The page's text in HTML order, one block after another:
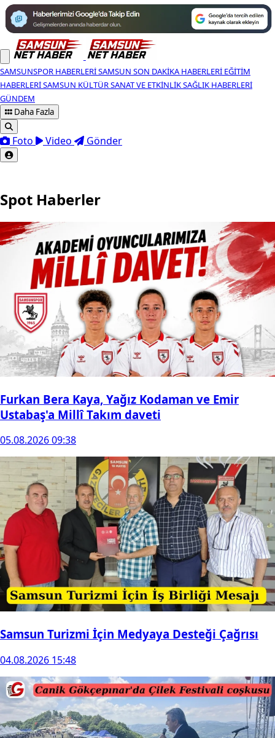
SAMSUNSPOR HABERLERISAMSUN SON DAKIKA HABERLERI EĞITIM
HABERLERISAMSUN KÜLTÜR SANAT VE ETKINLIKSAĞLIK HABERLERI
GÜNDEM
Daha Fazla
Foto Video Gönder
Spot Haberler
Furkan Bera Kaya, Yağız Kodaman ve Emir
Ustabaş'a Millî Takım daveti
05.08.2026 09:38
Samsun Turizmi İçin Medyaya Desteği Çağrısı
04.08.2026 15:48